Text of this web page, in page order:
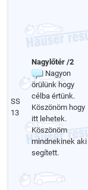
SS
13
Nagylőtér /2
Nagyon
örülünk hogy
célba értünk.
Köszönöm hogy
itt lehetek.
Köszönöm
mindnekinek aki
segített.